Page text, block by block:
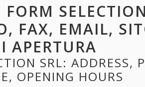
FAX, EMAIL,
APERTURA
SRL: ADDRESS,
OPENING HOURS